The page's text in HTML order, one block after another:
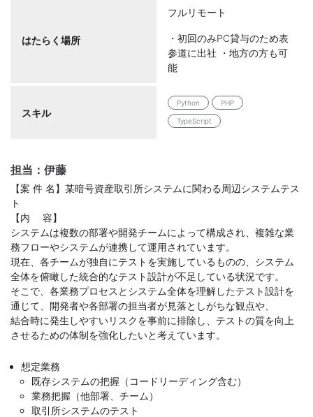
はたらく場所
フルリモート
・初回のみPC貸与のため表
参道に出社 ・地方の方も可
能
スキル
Python PHP
TypeScript
担当：伊藤
【案 件 名】某暗号資産取引所システムに関わる周辺システムテス
ト
【内 容】
システムは複数の部署や開発チームによって構成され、複雑な業
務フローやシステムが連携して運用されています。
現在、各チームが独自にテストを実施しているものの、システム
全体を俯瞰した統合的なテスト設計が不足している状況です。
そこで、各業務プロセスとシステム全体を理解したテスト設計を
通じて、開発者や各部署の担当者が見落としがちな観点や、
結合時に発生しやすいリスクを事前に排除し、テストの質を向上
させるための体制を強化したいと考えています。
想定業務
既存システムの把握（コードリーディング含む）
業務把握（他部署、チーム）
取引所システムのテスト